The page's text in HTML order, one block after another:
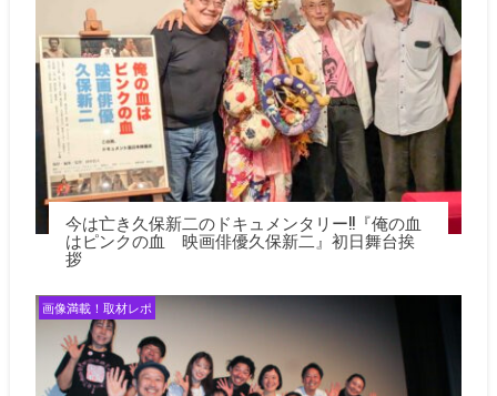
ン
今は亡き久保新二のドキュメンタリー!!『俺の血
はピンクの血 映画俳優久保新二』初日舞台挨
拶
画像満載！取材レポ